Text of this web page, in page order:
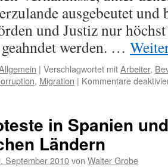
ausgebeutet
und Justiz nur
werden. …
| Verschlagwortet mitArbeiter,
, Migration | Kommentare
in Spanien
Ländern
September 2010von Walter Grobe